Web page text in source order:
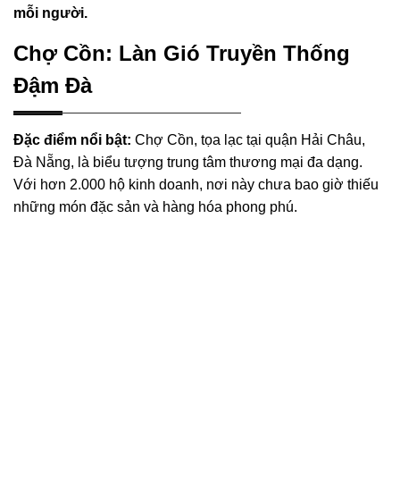
mỗi người.
Chợ Cồn: Làn Gió Truyền Thống
Đậm Đà
Đặc điểm nổi bật: Chợ Cồn, tọa lạc tại quận Hải Châu,
Đà Nẵng, là biểu tượng trung tâm thương mại đa dạng.
Với hơn 2.000 hộ kinh doanh, nơi này chưa bao giờ thiếu
những món đặc sản và hàng hóa phong phú.